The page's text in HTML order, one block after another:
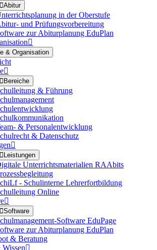
Abitur
in der Oberstufe
und Prüfungsvorbereitung
zur Abiturplanung EduPlan

& Organisation

Bereiche
& Führung
& Personalentwicklung
& Datenschutz

Leistungen
Unterrichtsmaterialien RAAbits
- Schulinterne Lehrerfortbildung
Online

Software
Software EduPage
zur Abiturplanung EduPlan
& Beratung
